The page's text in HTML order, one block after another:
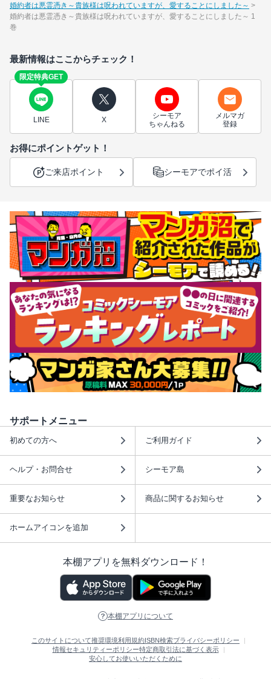
婚約者は悪霊憑き～貴族様は呪われていますが、愛することにしました～
婚約者は悪霊憑き～貴族様は呪われていますが、愛することにしました～ 1
巻
最新情報はここからチェック！
限定特典GET
LINE X
シーモア
ちゃんねる
メルマガ
登録
お得にポイントゲット！
ご来店ポイント シーモアでポイ活
サポートメニュー
初めての方へ ご利用ガイド
ヘルプ・お問合せ シーモア島
重要なお知らせ 商品に関するお知らせ
ホームアイコンを追加
本棚アプリを無料ダウンロード！
本棚アプリについて
このサイトについて推奨環境利用規約ISBN検索プライバシーポリシー
情報セキュリティーポリシー特定商取引法に基づく表示
安心してお使いいただくために